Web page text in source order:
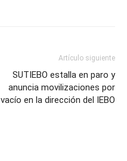
Artículo siguiente
SUTIEBO estalla en paro y
anuncia movilizaciones por
vacío en la dirección del IEBO